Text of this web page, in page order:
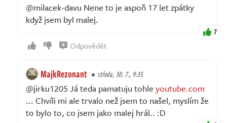
@milacek-davu Nene to je aspoň 17 let zpátky
když jsem byl malej.
7
Odpovědět
MajkRezonant středa, 30. 7., 9:35
@jirku1205 Já teda pamatuju tohle youtube.com
... Chvíli mi ale trvalo než jsem to našel, myslím že
to bylo to, co jsem jako malej hrál.. :D